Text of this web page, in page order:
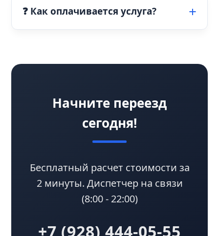
❓ Как оплачивается услуга?
Начните переезд
сегодня!
Бесплатный расчет стоимости за
2 минуты. Диспетчер на связи
(8:00 - 22:00)
+7 (928) 444-05-55